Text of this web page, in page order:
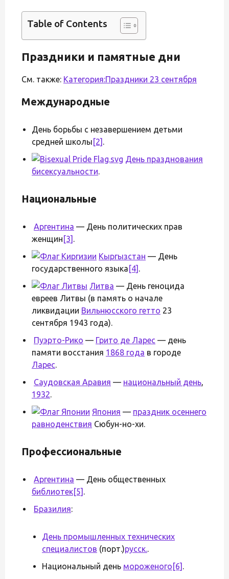
Table of Contents
Праздники и памятные дни
См. также: Категория:Праздники 23 сентября
Международные
День борьбы с незавершением детьми
средней школы [2] .
День празднования
бисексуальности.
Национальные
Аргентина — День политических прав
женщин [3] .
Кыргызстан — День
государственного языка [4] .
Литва — День геноцида
евреев Литвы (в память о начале
ликвидации Вильнюсского гетто 23
сентября 1943 года).
Пуэрто-Рико — Грито де Ларес — день
памяти восстания 1868 года в городе
Ларес.
Саудовская Аравия — национальный день,
1932.
Япония — праздник осеннего
равноденствия Сюбун-но-хи.
Профессиональные
Аргентина — День общественных
библиотек[5] .
Бразилия:
День промышленных технических
специалистов (порт.)русск..
Национальный день мороженого [6] .